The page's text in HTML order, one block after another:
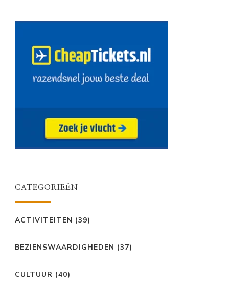
CATEGORIEËN
ACTIVITEITEN (39)
BEZIENSWAARDIGHEDEN (37)
CULTUUR (40)